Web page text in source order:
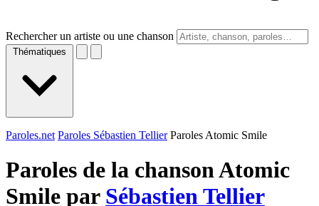
Rechercher un artiste ou une chanson
Thématiques
Paroles.net Paroles Sébastien Tellier Paroles Atomic Smile
Paroles de la chanson Atomic
Smile par Sébastien Tellier